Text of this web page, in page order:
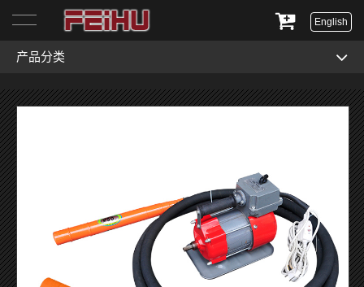
English
产品分类
首页
关于我们
新闻资讯